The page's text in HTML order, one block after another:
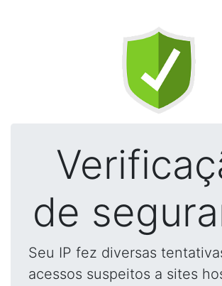
de
Seu IP fez diversas
acessos suspeitos a sites